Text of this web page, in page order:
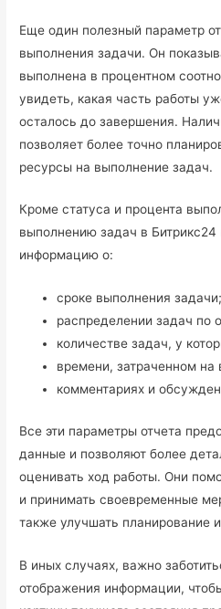
Еще один полезный параметр
выполнения задачи. Он
выполнена в процентном
увидеть, какая часть работы
осталось до завершения.
позволяет более точно
ресурсы на выполнение задач.
Кроме статуса и процента
выполнению задач в
информацию о:
сроке выполнения задачи;
распределении задач по
количестве задач, у
времени, затраченном на
комментариях и
Все эти параметры отчета
данные и позволяют более
оценивать ход работы. Они
и принимать своевременные
также улучшать планирование
В иных случаях, важно
отображения информации,